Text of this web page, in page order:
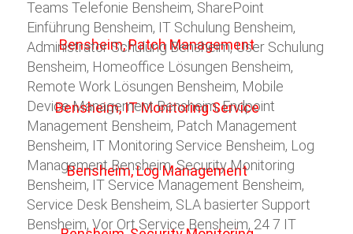
Teams Telefonie Bensheim, SharePoint
Einführung Bensheim, IT Schulung Bensheim,
Administrator Schulung Bensheim, User Schulung
Bensheim, Homeoffice Lösungen Bensheim,
Remote Work Lösungen Bensheim, Mobile
Device Management Bensheim, Endpoint
Management Bensheim, Patch Management
Bensheim, IT Monitoring Service Bensheim, Log
Management Bensheim, Security Monitoring
Bensheim, IT Service Management Bensheim,
Service Desk Bensheim, SLA basierter Support
Bensheim, Vor Ort Service Bensheim, 24 7 IT